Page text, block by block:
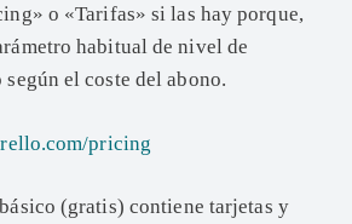
o «Tarifas» si las hay porque,
habitual de nivel de
el coste del abono.
pricing
(gratis) contiene tarjetas y